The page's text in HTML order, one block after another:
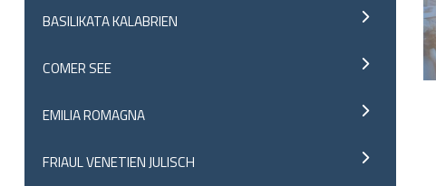
BASILIKATA KALABRIEN
COMER SEE
EMILIA ROMAGNA
FRIAUL VENETIEN JULISCH